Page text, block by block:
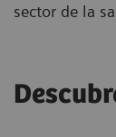
sector de la